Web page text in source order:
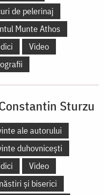
de pelerinaj
Munte Athos
Video
Sturzu
ale autorului
duhovnicești
Video
și biserici